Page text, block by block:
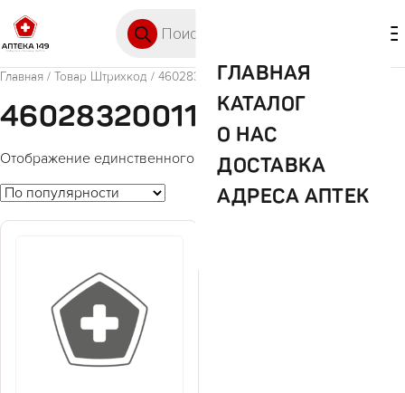
ГЛАВНАЯ
КАТАЛОГ
О НАС
ДОСТАВКА
АДРЕСА АПТЕК
Главная / Товар Штрихкод / 4602832001185
4602832001185
Отображение единственного товара